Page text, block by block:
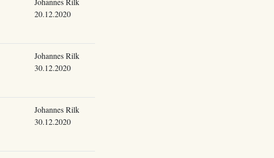
20.12.2020
Johannes Rilk
30.12.2020
Johannes Rilk
30.12.2020